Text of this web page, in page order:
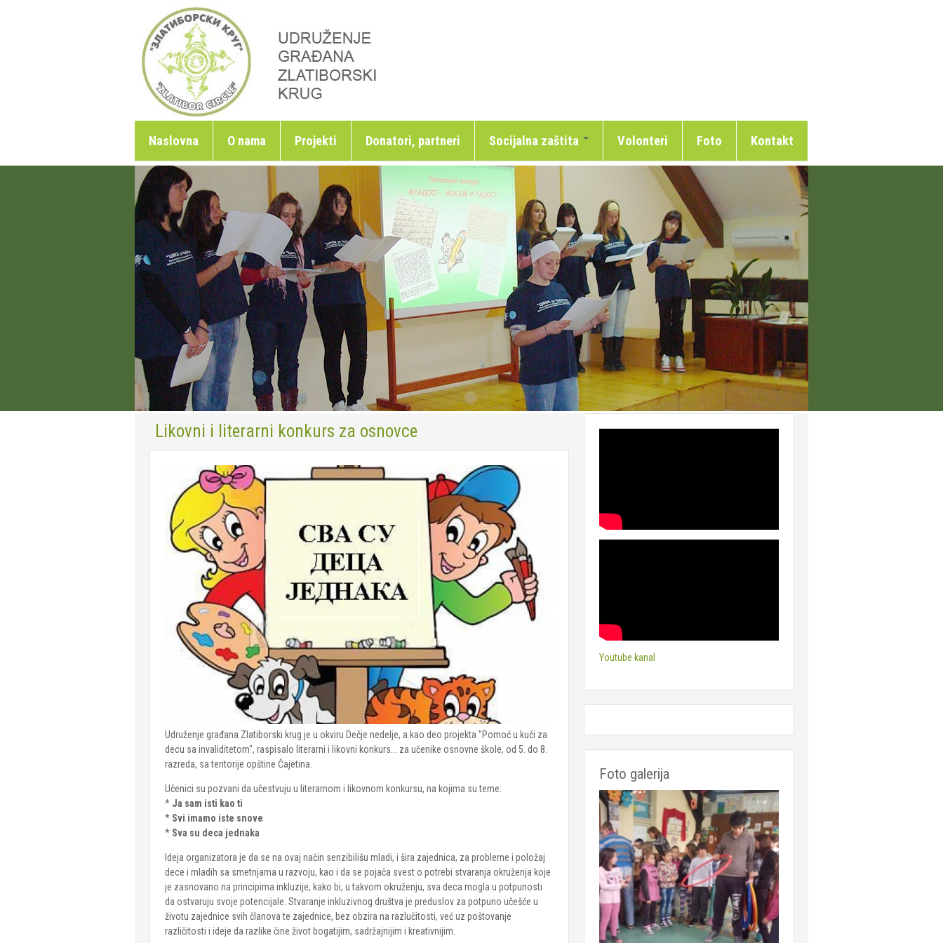
Naslovna O nama Projekti Donatori, partneri Socijalna zaštita Volonteri Foto Kontakt
Likovni i literarni konkurs za osnovce
Udruženje građana Zlatiborski krug je u okviru Dečje nedelje, a kao deo projekta "Pomoć u kući za
decu sa invaliditetom", raspisalo literarni i likovni konkurs... za učenike osnovne škole, od 5. do 8.
razreda, sa teritorije opštine Čajetina.
Učenici su pozvani da učestvuju u literarnom i likovnom konkursu, na kojima su teme:
* Ja sam isti kao ti
* Svi imamo iste snove
* Sva su deca jednaka
Ideja organizatora je da se na ovaj način senzibilišu mladi, i šira zajednica, za probleme i položaj
dece i mladih sa smetnjama u razvoju, kao i da se pojača svest o potrebi stvaranja okruženja koje
je zasnovano na principima inkluzije, kako bi, u takvom okruženju, sva deca mogla u potpunosti
da ostvaruju svoje potencijale. Stvaranje inkluzivnog društva je preduslov za potpuno učešće u
životu zajednice svih članova te zajednice, bez obzira na razlučitosti, već uz poštovanje
različitosti i ideje da razlike čine život bogatijim, sadržajnijim i kreativnijim.
Youtube kanal
Foto galerija